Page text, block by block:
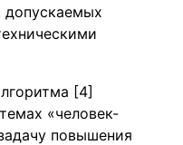
допускаемых
[4]
«человек-
повышения